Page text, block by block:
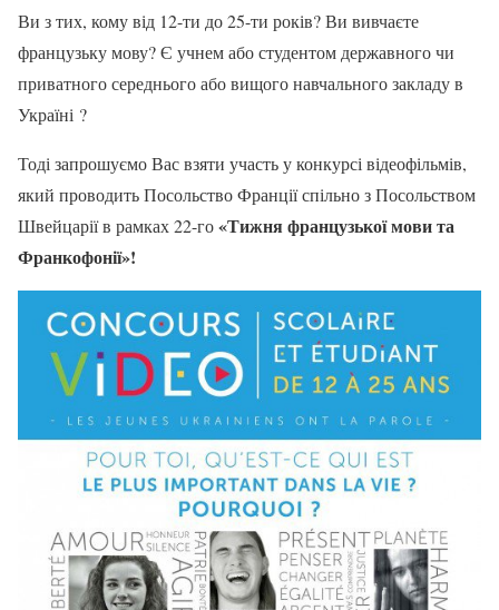
Ви з тих, кому від 12-ти до 25-ти років? Ви вивчаєте
французьку мову? Є учнем або студентом державного чи
приватного середнього або вищого навчального закладу в
Україні ?
Тоді запрошуємо Вас взяти участь у конкурсі відеофільмів,
який проводить Посольство Франції спільно з Посольством
Швейцарії в рамках 22-го«Тижня французької мови та
Франкофонії»!